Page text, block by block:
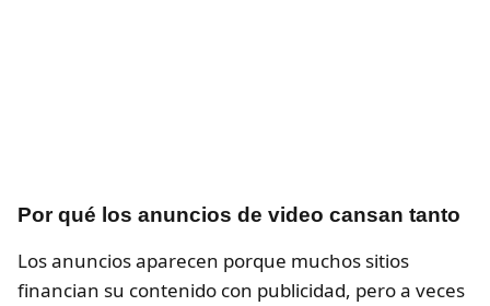
Por qué los anuncios de video cansan tanto
Los anuncios aparecen porque muchos sitios
financian su contenido con publicidad, pero a veces